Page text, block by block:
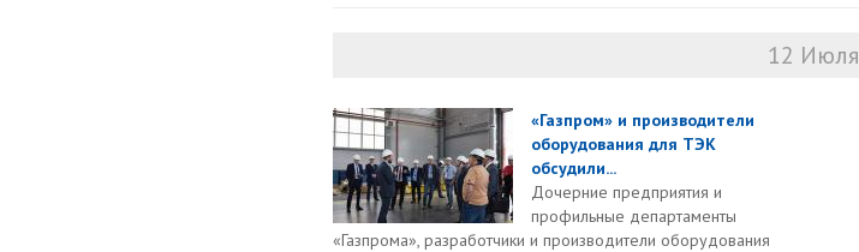
12 Июля
«Газпром» и производители
оборудования для ТЭК
обсудили...
Дочерние предприятия и
профильные департаменты
«Газпрома», разработчики и производители оборудования